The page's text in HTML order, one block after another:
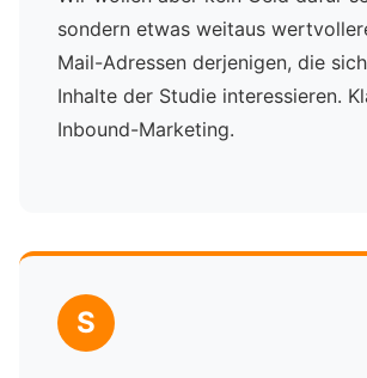
sondern etwas weitaus
Mail-Adressen derjenigen, die
Inhalte der Studie interessieren.
Inbound-Marketing.
S